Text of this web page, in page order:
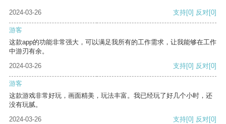
2024-03-26 支持[0] 反对[0]
游客
这款app的功能非常强大，可以满足我所有的工作需求，让我能够在工作
中游刃有余。
2024-03-26
支持[0] 反对[0]
游客
这款游戏非常好玩，画面精美，玩法丰富。我已经玩了好几个小时，还
没有玩腻。
2024-03-26
支持[0] 反对[0]